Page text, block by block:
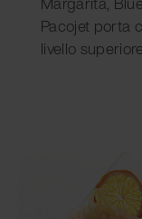
Pacojet porta
livello